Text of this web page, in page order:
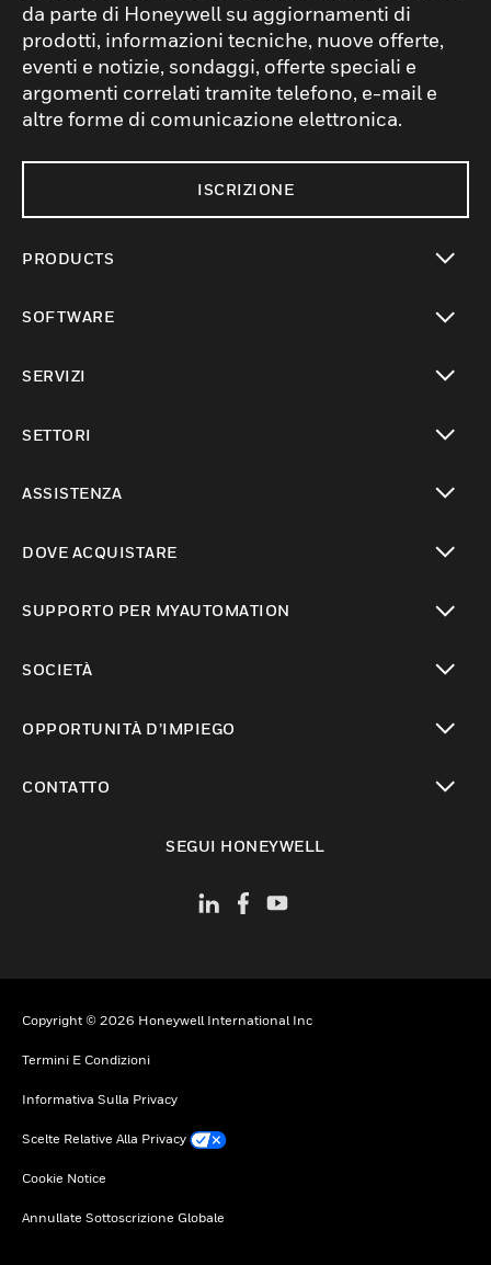
da parte di Honeywell su aggiornamenti di
prodotti, informazioni tecniche, nuove offerte,
eventi e notizie, sondaggi, offerte speciali e
argomenti correlati tramite telefono, e-mail e
altre forme di comunicazione elettronica.
ISCRIZIONE
PRODUCTS
SOFTWARE
SERVIZI
SETTORI
ASSISTENZA
DOVE ACQUISTARE
SUPPORTO PER MYAUTOMATION
SOCIETÀ
OPPORTUNITÀ D’IMPIEGO
CONTATTO
SEGUI HONEYWELL
Copyright © 2026 Honeywell International Inc
Termini E Condizioni
Informativa Sulla Privacy
Scelte Relative Alla Privacy
Cookie Notice
Annullate Sottoscrizione Globale